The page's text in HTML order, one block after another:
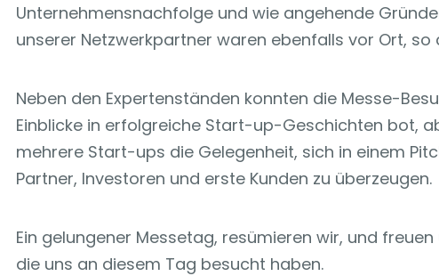
Unternehmensnachfolge und wie angehende
unserer Netzwerkpartner waren ebenfalls vor Ort,
Neben den Expertenständen konnten die Messe-
Einblicke in erfolgreiche Start-up-Geschichten bot,
mehrere Start-ups die Gelegenheit, sich in einem
Partner, Investoren und erste Kunden zu überzeugen.
Ein gelungener Messetag, resümieren wir, und
die uns an diesem Tag besucht haben.